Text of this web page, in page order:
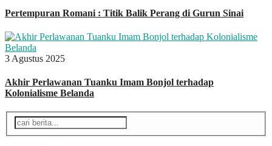
Pertempuran Romani : Titik Balik Perang di Gurun Sinai
3 Agustus 2025
Akhir Perlawanan Tuanku Imam Bonjol terhadap
Kolonialisme Belanda